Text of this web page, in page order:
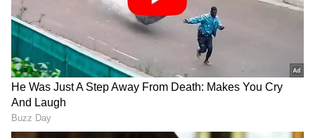
DOWNLOAD APP